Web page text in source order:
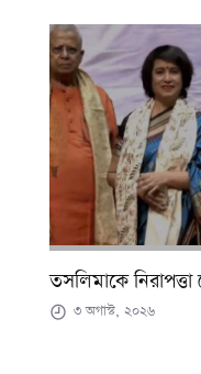
তসলিমাকে
৩ অগাস্ট, ২০২৬